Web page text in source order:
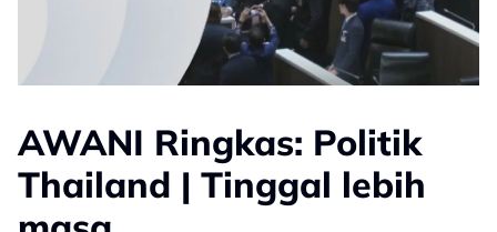
AWANI Ringkas: Politik
Thailand | Tinggal lebih